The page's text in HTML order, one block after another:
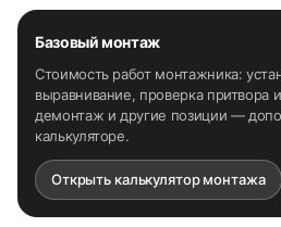
Базовый монтаж
Стоимость работ монтажника:
выравнивание, проверка притвора
демонтаж и другие позиции —
калькуляторе.
Открыть калькулятор монтажа